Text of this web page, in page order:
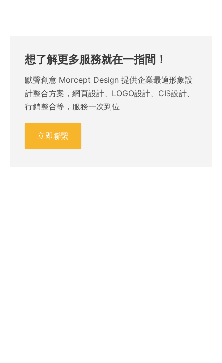
想了解更多服務就在一指間！
默聲創意 Morcept Design 提供企業最適形象設
計整合方案，網頁設計、LOGO設計、CIS設計、
行銷整合等，服務一次到位
立即聯繫